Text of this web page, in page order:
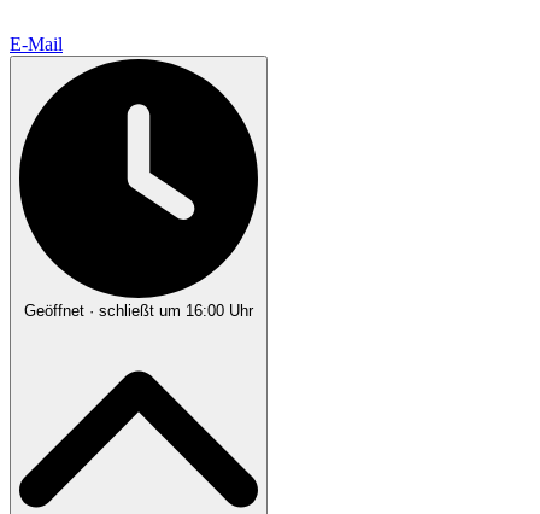
E-Mail
Geöffnet · schließt um 16:00 Uhr